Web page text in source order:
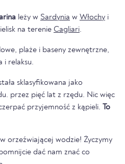
leży w Sardynia w Włochy i
na terenie Cagliari.
plaże i baseny zewnętrzne,
i relaksu.
sklasyfikowana jako
więc
przyjemność z kąpieli. To
orzeźwiającej wodzie! Życzymy
dać nam znać co